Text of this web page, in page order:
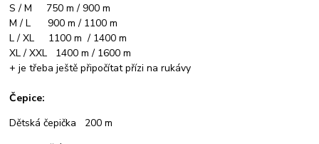
S / M 750 m / 900 m
M / L 900 m / 1100 m
L / XL 1100 m / 1400 m
XL / XXL 1400 m / 1600 m
+ je třeba ještě připočítat přízi na rukávy
Čepice:
Dětská čepička 200 m